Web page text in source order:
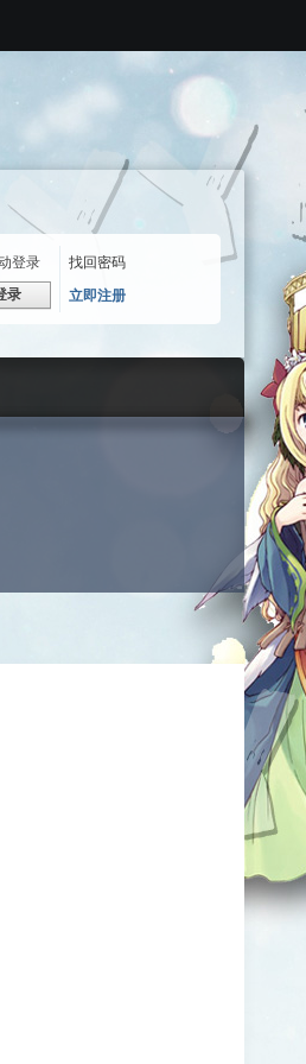
登录
找回密码
录 立即注册